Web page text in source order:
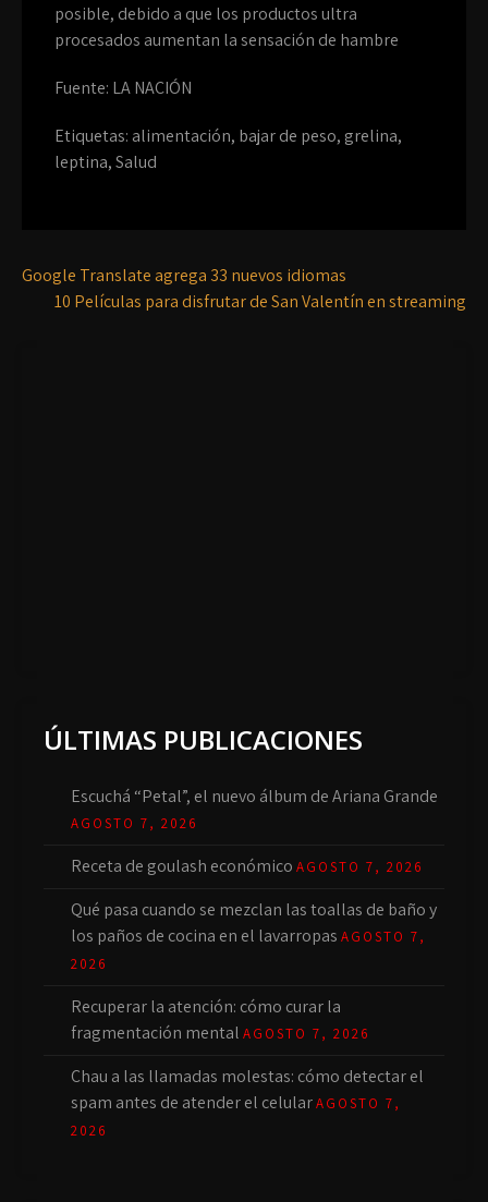
posible, debido a que los productos ultra
procesados aumentan la sensación de hambre
Fuente: LA NACIÓN
Etiquetas: alimentación, bajar de peso, grelina,
leptina,Salud
Google Translate agrega 33 nuevos idiomas
10 Películas para disfrutar de San Valentín en streaming
ÚLTIMAS PUBLICACIONES
Escuchá “Petal”, el nuevo álbum de Ariana Grande
AGOSTO 7, 2026
Receta de goulash económico AGOSTO 7, 2026
Qué pasa cuando se mezclan las toallas de baño y
los paños de cocina en el lavarropas AGOSTO 7,
2026
Recuperar la atención: cómo curar la
fragmentación mental AGOSTO 7, 2026
Chau a las llamadas molestas: cómo detectar el
spam antes de atender el celularAGOSTO 7,
2026